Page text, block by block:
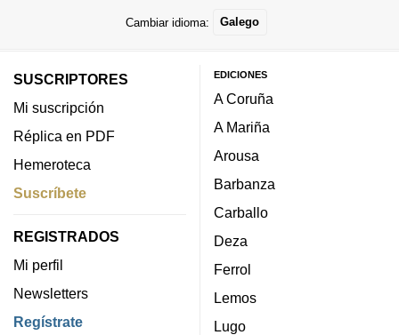
Cambiar idioma: Galego
SUSCRIPTORES
Mi suscripción
Réplica en PDF
Hemeroteca
Suscríbete
REGISTRADOS
Mi perfil
Newsletters
Regístrate
EDICIONES
A Coruña
A Mariña
Arousa
Barbanza
Carballo
Deza
Ferrol
Lemos
Lugo